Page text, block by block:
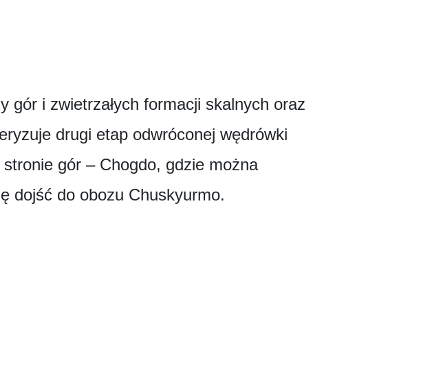
gór i zwietrzałych formacji skalnych oraz
drugi etap odwróconej wędrówki
gór – Chogdo, gdzie można
dojść do obozu Chuskyurmo.